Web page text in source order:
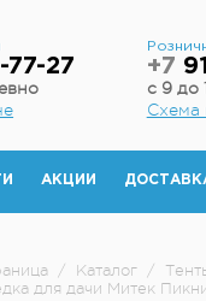
77-27 +7
с 9 до
Схема
АКЦИИ
/ Каталог /
для дачи Митек